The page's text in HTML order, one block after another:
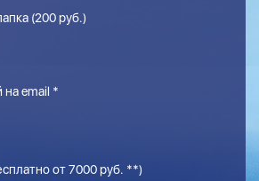
(200 руб.)
email *
от 7000 руб. **)